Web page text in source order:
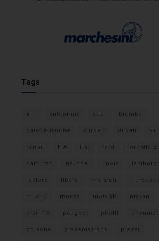
Tags
#F1 anteprima audi brembo
caratteristiche citroen ducati F1
ferrari FIA fiat ford formula E
hamilton hyundai imola
leclerc libere mclaren mercedes
milano monza motoGP nissan
orari TV peugeot pirelli
porsche presentazione prezzi